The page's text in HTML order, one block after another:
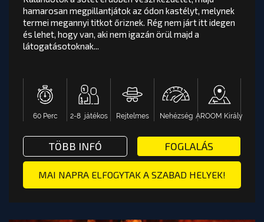
hamarosan megpillantjátok az ódon kastélyt, melynek
termei megannyi titkot őriznek. Rég nem járt itt idegen
és lehet, hogy van, aki nem igazán örül majd a
látogatásotoknak...
60 Perc 2-8 játékos Rejtelmes Nehézség AROOM Király
TÖBB INFÓTÖBB INFÓ VAGY FOGLALÁS:
FOGLALÁS
MAI NAPRA ELFOGYTAK A SZABAD HELYEK!
GHOST CASTLE
értékelés
Kalandotok a sötét erdőben veszi kezdetét, majd
járt itt idegen és lehet, hogy van, aki nem igazán örül
majd a látogatásotoknak...
60 Perc
2-8 játékos
Nehézség
AROOM Király
TOVÁBB A PÁLYA OLDALÁRA
BUDAPEST
VAGY FOGLALÁS: DEADLAND SZABADULÓSZOBA -
TÖBB